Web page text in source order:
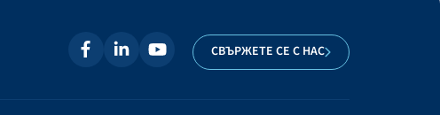
СВЪРЖЕТЕ СЕ С НАС